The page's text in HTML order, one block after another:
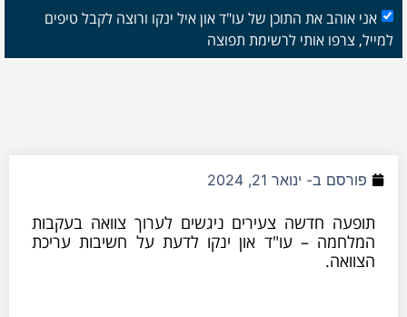
אני אוהב את התוכן של עו"ד און איל ינקו ורוצה לקבל טיפים
למייל, צרפו אותי לרשימת תפוצה
פורסם ב- ינואר 21, 2024
תופעה חדשה צעירים ניגשים לערוך צוואה בעקבות
המלחמה – עו"ד און ינקו לדעת על חשיבות עריכת
הצוואה.